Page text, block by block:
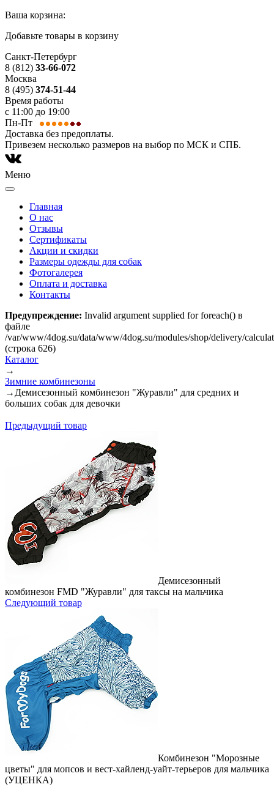
Ваша корзина:
Добавьте товары в корзину
Санкт-Петербург
8 (812) 33-66-072
Москва
8 (495) 374-51-44
Время работы
с 11:00 до 19:00
Пн-Пт
Доставка без предоплаты.
Привезем несколько размеров на выбор по МСК и СПБ.
Меню
Главная
О нас
Отзывы
Сертификаты
Акции и скидки
Размеры одежды для собак
Фотогалерея
Оплата и доставка
Контакты
Предупреждение: Invalid argument supplied for foreach() в
файле
/var/www/4dog.su/data/www/4dog.su/modules/shop/delivery/
(строка 626)
Каталог
→
Зимние комбинезоны
→ Демисезонный комбинезон "Журавли" для средних и
больших собак для девочки
Предыдущий товар
Демисезонный
комбинезон FMD "Журавли" для таксы на мальчика
Следующий товар
Комбинезон "Морозные
цветы" для мопсов и вест-хайленд-уайт-терьеров для мальчика
(УЦЕНКА)